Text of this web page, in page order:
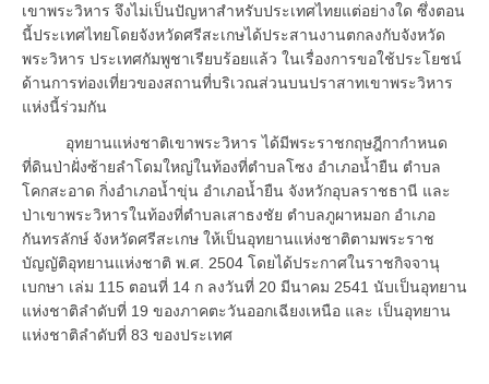
เขาพระวิหาร จึงไม่เป็นปัญหาสำหรับประเทศไทยแต่อย่างใด ซึ่งตอน
นี้ประเทศไทยโดยจังหวัดศรีสะเกษได้ประสานงานตกลงกับจังหวัด
พระวิหาร ประเทศกัมพูชาเรียบร้อยแล้ว ในเรื่องการขอใช้ประโยชน์
ด้านการท่องเที่ยวของสถานที่บริเวณส่วนบนปราสาทเขาพระวิหาร
แห่งนี้ร่วมกัน
อุทยานแห่งชาติเขาพระวิหาร ได้มีพระราชกฤษฎีกากำหนด
ที่ดินป่าฝั่งซ้ายลำโดมใหญ่ในท้องที่ตำบลโซง อำเภอน้ำยืน ตำบล
โคกสะอาด กิ่งอำเภอน้ำขุ่น อำเภอน้ำยืน จังหวักอุบลราชธานี และ
ป่าเขาพระวิหารในท้องที่ตำบลเสาธงชัย ตำบลภูผาหมอก อำเภอ
กันทรลักษ์ จังหวัดศรีสะเกษ ให้เป็นอุทยานแห่งชาติตามพระราช
บัญญัติอุทยานแห่งชาติ พ.ศ. 2504 โดยได้ประกาศในราชกิจจานุ
เบกษา เล่ม 115 ตอนที่ 14 ก ลงวันที่ 20 มีนาคม 2541 นับเป็นอุทยาน
แห่งชาติลำดับที่ 19 ของภาคตะวันออกเฉียงเหนือ และ เป็นอุทยาน
แห่งชาติลำดับที่ 83 ของประเทศ